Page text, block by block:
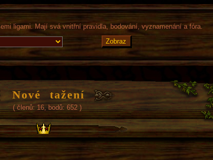
ligami. Mají svá vnitřní pravidla, bodování, vyznamenání a fóra.
Nové tažení
( členů: 16, bodů: 652 )